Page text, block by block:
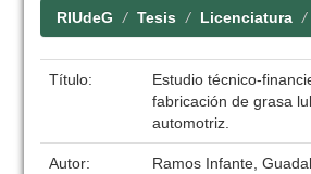
RIUdeG Tesis Licenciatura
Título:
Estudio técnico-
fabricación de grasa
automotriz.
Autor: Ramos Infante,